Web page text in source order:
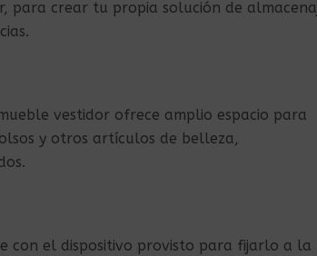
para crear tu propia solución de
vestidor ofrece amplio espacio para
y otros artículos de belleza,
con el dispositivo provisto para fijarlo a la